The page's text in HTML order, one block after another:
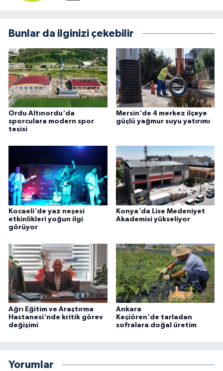
Bunlar da ilginizi çekebilir
Ordu Altınordu'da
sporculara modern spor
tesisi
Mersin'de 4 merkez ilçeye
güçlü yağmur suyu yatırımı
Kocaeli'de yaz neşesi
etkinlikleri yoğun ilgi
görüyor
Konya'da Lise Medeniyet
Akademisi yükseliyor
Ağrı Eğitim ve Araştırma
Hastanesi'nde kritik görev
değişimi
Ankara
Keçiören'de tarladan
sofralara doğal üretim
Yorumlar